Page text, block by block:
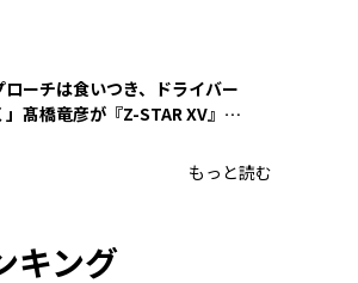
ローチは食いつき、ドライバー
」髙橋竜彦が『Z-STAR XV』を
もっと読む
キング